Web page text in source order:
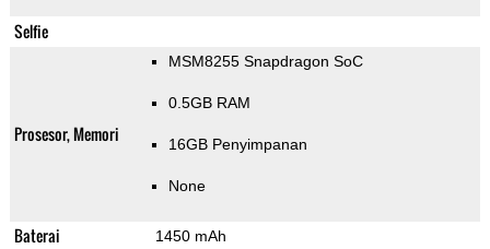
Selfie
Prosesor, Memori
MSM8255 Snapdragon SoC
0.5GB RAM
16GB Penyimpanan
None
Baterai 1450 mAh